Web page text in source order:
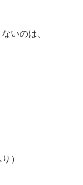
いのは、
）